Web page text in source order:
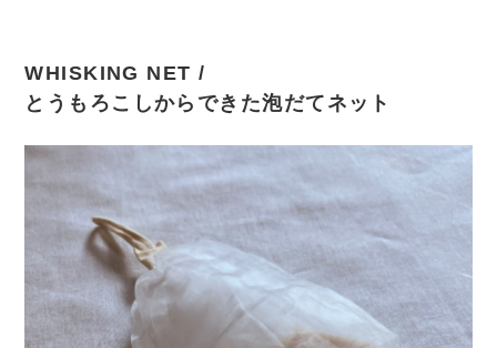
WHISKING NET /
とうもろこしからできた泡だてネット